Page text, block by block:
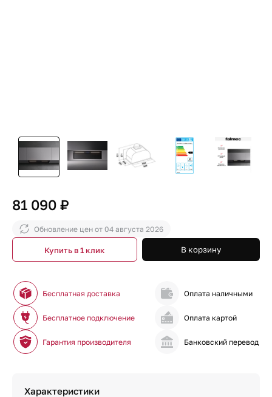
81 090 ₽
Обновление цен от 04 августа 2026
В корзину
Купить в 1 клик
Бесплатная доставка
Бесплатное подключение
Гарантия производителя
Оплата наличными
Оплата картой
Банковский перевод
Характеристики